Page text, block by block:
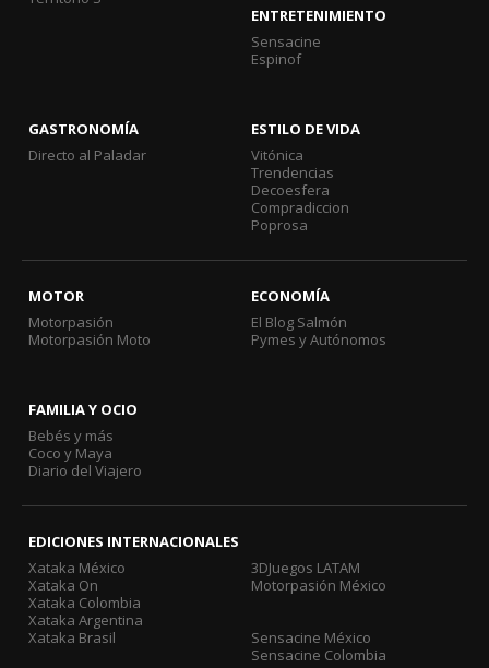
ENTRETENIMIENTO
Sensacine
Espinof
GASTRONOMÍA
Directo al Paladar
ESTILO DE VIDA
Vitónica
Trendencias
Decoesfera
Compradiccion
Poprosa
MOTOR
Motorpasión
Motorpasión Moto
ECONOMÍA
El Blog Salmón
Pymes y Autónomos
FAMILIA Y OCIO
Bebés y más
Coco y Maya
Diario del Viajero
EDICIONES INTERNACIONALES
Xataka México
Xataka On
Xataka Colombia
Xataka Argentina
Xataka Brasil
3DJuegos LATAM
Motorpasión México
Sensacine México
Sensacine Colombia